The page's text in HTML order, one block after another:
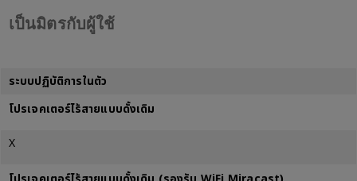
เป็นมิตรกับผู้ใช้
ระบบปฏิบัติการในตัว
โปรเจคเตอร์ไร้สายแบบดั้งเดิม
X